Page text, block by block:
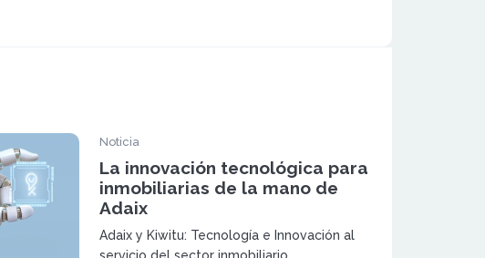
Noticia
La innovación tecnológica para
inmobiliarias de la mano de
Adaix
Adaix y Kiwitu: Tecnología e Innovación al